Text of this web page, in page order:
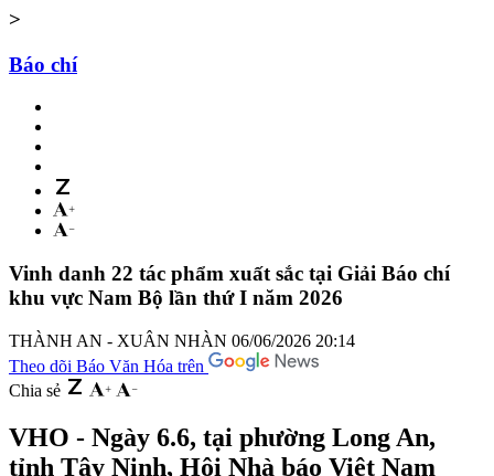
>
Báo chí
Vinh danh 22 tác phẩm xuất sắc tại Giải Báo chí
khu vực Nam Bộ lần thứ I năm 2026
THÀNH AN - XUÂN NHÀN 06/06/2026 20:14
Theo dõi Báo Văn Hóa trên
Chia sẻ
VHO - Ngày 6.6, tại phường Long An,
tỉnh Tây Ninh, Hội Nhà báo Việt Nam